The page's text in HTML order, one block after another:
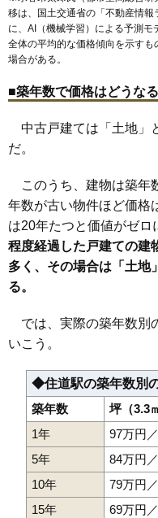
移は、国土交通省の「不動産情報
に、AI（機械学習）による予測
全体の平均的な価格傾向を示す
場合がある。
■築年数で価格はどうな
中古戸建ては「土地」
だ。
このうち、建物は築年
年数が古い物件ほど価格
は20年たつと価値がゼロ
程度経過した戸建ての建
多く、その場合は「土地
る。
では、実際の築年数別
いこう。
◆住道駅の築年数別
築年数
坪（3.3
1年
97万円
5年
84万円
10年
79万円
15年
69万円
三箇新田中町 新田東本町
津の辺町 寺川 中垣内中楠
灰塚氷野平野屋平野屋新
南楠の里町南津の辺町諸
四条畷駅 野崎駅住道駅